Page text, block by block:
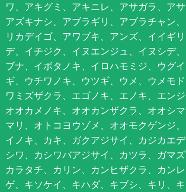
ワ、アキグミ、アキニレ、アサガラ、アサ
アズキナシ、アブラギリ、アブラチャン
リカデイゴ、アワブキ、アンズ、イイギ
デ、イチジク、イヌエンジュ、イヌシデ
ブナ、イボタノキ、イロハモミジ、ウグ
ギ、ウチワノキ、ウツギ、ウメ、ウメモ
ワミズザクラ、エゴノキ、エノキ、エンジ
オオカメノキ、オオカンザクラ、オオシ
マリ、オトコヨウゾメ、オオモクゲンジ
イノキ、カキ、ガクアジサイ、カジカエ
シワ、カシワバアジサイ、カツラ、ガマズ
カラタチ、カリン、カンヒザクラ、カン
ゲ、キソケイ、キハダ、キブシ、キリ、